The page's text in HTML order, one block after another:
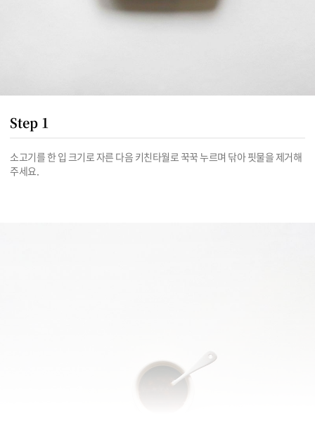
Step 1
소고기를 한 입 크기로 자른 다음 키친타월로 꾹꾹 누르며 닦아 핏물을 제거해
주세요.